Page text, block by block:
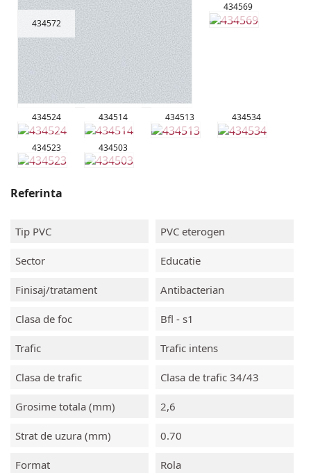
434572
434569
434524 434514 434513 434534
434523 434503
Referinta
Tip PVC PVC eterogen
Sector Educatie
Finisaj/tratament Antibacterian
Clasa de foc Bfl - s1
Trafic Trafic intens
Clasa de trafic Clasa de trafic 34/43
Grosime totala (mm) 2,6
Strat de uzura (mm) 0.70
Format Rola